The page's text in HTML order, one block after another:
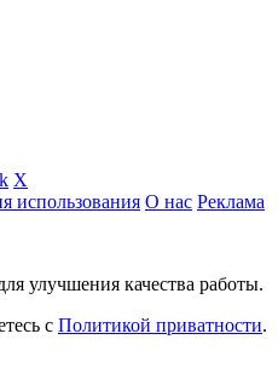
X
использования О нас Реклама
улучшения качества работы.
с Политикой приватности.